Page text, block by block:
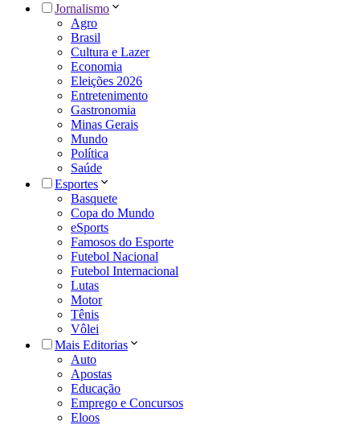
Jornalismo
Agro
Brasil
Cultura e Lazer
Economia
Eleições 2026
Entretenimento
Gastronomia
Minas Gerais
Mundo
Política
Saúde
Esportes
Basquete
Copa do Mundo
eSports
Famosos do Esporte
Futebol Nacional
Futebol Internacional
Lutas
Motor
Tênis
Vôlei
Mais Editorias
Auto
Apostas
Educação
Emprego e Concursos
Eloos